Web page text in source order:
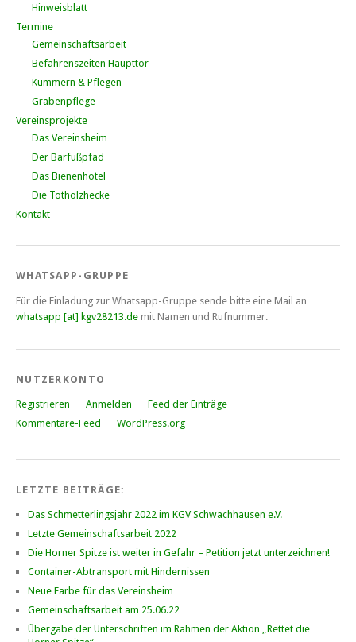
Hinweisblatt
Termine
Gemeinschaftsarbeit
Befahrenszeiten Haupttor
Kümmern & Pflegen
Grabenpflege
Vereinsprojekte
Das Vereinsheim
Der Barfußpfad
Das Bienenhotel
Die Totholzhecke
Kontakt
WHATSAPP-GRUPPE
Für die Einladung zur Whatsapp-Gruppe sende bitte eine Mail an
whatsapp [at] kgv28213.de mit Namen und Rufnummer.
NUTZERKONTO
Registrieren Anmelden
Feed der Einträge
Kommentare-Feed
WordPress.org
LETZTE BEITRÄGE:
Das Schmetterlingsjahr 2022 im KGV Schwachhausen e.V.
Letzte Gemeinschaftsarbeit 2022
Die Horner Spitze ist weiter in Gefahr – Petition jetzt unterzeichnen!
Container-Abtransport mit Hindernissen
Neue Farbe für das Vereinsheim
Gemeinschaftsarbeit am 25.06.22
Übergabe der Unterschriften im Rahmen der Aktion „Rettet die